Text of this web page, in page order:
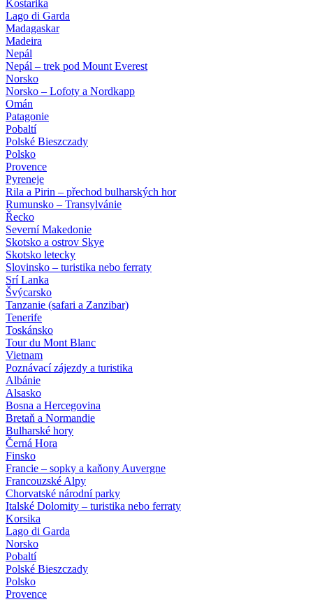
Kostarika
Lago di Garda
Madagaskar
Madeira
Nepál
Nepál – trek pod Mount Everest
Norsko
Norsko – Lofoty a Nordkapp
Omán
Patagonie
Pobaltí
Polské Bieszczady
Polsko
Provence
Pyreneje
Rila a Pirin – přechod bulharských hor
Rumunsko – Transylvánie
Řecko
Severní Makedonie
Skotsko a ostrov Skye
Skotsko letecky
Slovinsko – turistika nebo ferraty
Srí Lanka
Švýcarsko
Tanzanie (safari a Zanzibar)
Tenerife
Toskánsko
Tour du Mont Blanc
Vietnam
Poznávací zájezdy a turistika
Albánie
Alsasko
Bosna a Hercegovina
Bretaň a Normandie
Bulharské hory
Černá Hora
Finsko
Francie – sopky a kaňony Auvergne
Francouzské Alpy
Chorvatské národní parky
Italské Dolomity – turistika nebo ferraty
Korsika
Lago di Garda
Norsko
Pobaltí
Polské Bieszczady
Polsko
Provence